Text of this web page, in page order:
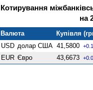
Котирування
на
Валюта Купівля
USD долар США 41,5800
EUR Євро 43,6673